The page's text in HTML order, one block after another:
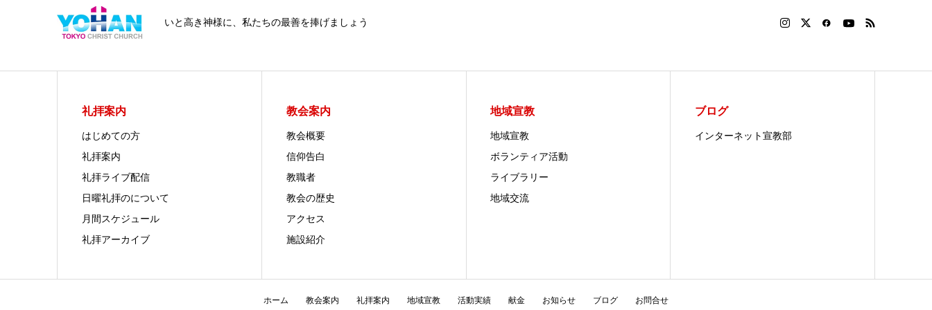
いと高き神様に、私たちの最善を捧げましょう
礼拝案内
はじめての方
礼拝案内
礼拝ライブ配信
日曜礼拝のについて
月間スケジュール
礼拝アーカイブ
教会案内
教会概要
信仰告白
教職者
教会の歴史
アクセス
施設紹介
地域宣教
地域宣教
ボランティア活動
ライブラリー
地域交流
ブログ
インターネット宣教部
ホーム 教会案内 礼拝案内 地域宣教 活動実績 献金 お知らせ ブログ お問合せ